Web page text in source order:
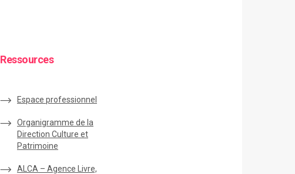
Ressources
Espace professionnel
Organigramme de la
Direction Culture et
Patrimoine
ALCA – Agence Livre,